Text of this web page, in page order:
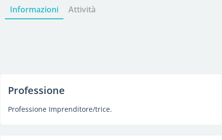
Informazioni Attività
Professione
Professione Imprenditore/trice.